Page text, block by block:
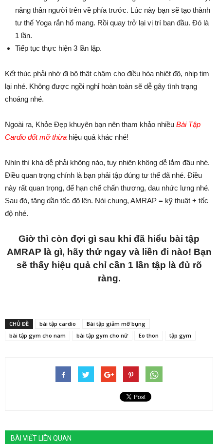
nâng thân người trên về phía trước. Lúc này bạn sẽ tạo thành
tư thế Yoga rắn hổ mang. Rồi quay trở lại vị trí ban đầu. Đó là
1 lần.
Tiếp tục thực hiện 3 lần lặp.
Kết thúc phải nhớ đi bộ thật chậm cho điều hòa nhiệt độ, nhịp tim
lại nhé. Không được ngồi nghỉ hoàn toàn sẽ dễ gây tình trạng
choáng nhé.
Ngoài ra, Khỏe Đẹp khuyên bạn nên tham khảo nhiều Bài Tập
Cardio đốt mỡ thừa hiệu quả khác nhé!
Nhìn thì khá dễ phải không nào, tuy nhiên không dễ lắm đâu nhé.
Điều quan trọng chính là bạn phải tập đúng tư thế đã nhé. Điều
này rất quan trọng, để hạn chế chấn thương, đau nhức lưng nhé.
Sau đó, tăng dần tốc độ lên. Nói chung, AMRAP = kỹ thuật + tốc
độ nhé.
Giờ thì còn đợi gì sau khi đã hiểu bài tập
AMRAP là gì, hãy thử ngay và liền đi nào! Bạn
sẽ thấy hiệu quả chỉ cần 1 lần tập là đủ rõ
ràng.
CHỦ ĐỀ bài tập cardio
Bài tập giảm mỡ bụng
bài tập gym cho nam
bài tập gym cho nữ Eo thon tập gym
BÀI VIẾT LIÊN QUAN